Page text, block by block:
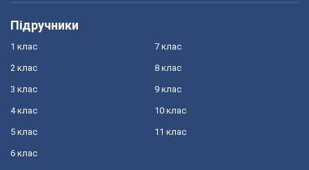
Підручники
1 клас
2 клас
3 клас
4 клас
5 клас
6 клас
7 клас
8 клас
9 клас
10 клас
11 клас